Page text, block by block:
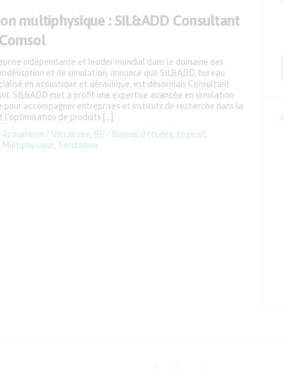
multiphysique : SIL&ADD Consultant
Acoustique / Vibratoire BE / Bureau d'études Logiciel
Multiphysique Simulation
indépendante et leader mondial dans le domaine des
et de simulation, annonce que SIL&ADD, bureau
en acoustique et aéraulique, est désormais Consultant
SIL&ADD met à profit une expertise avancée en simulation
pour accompagner entreprises et instituts de recherche dans la
l’optimisation de produits […]